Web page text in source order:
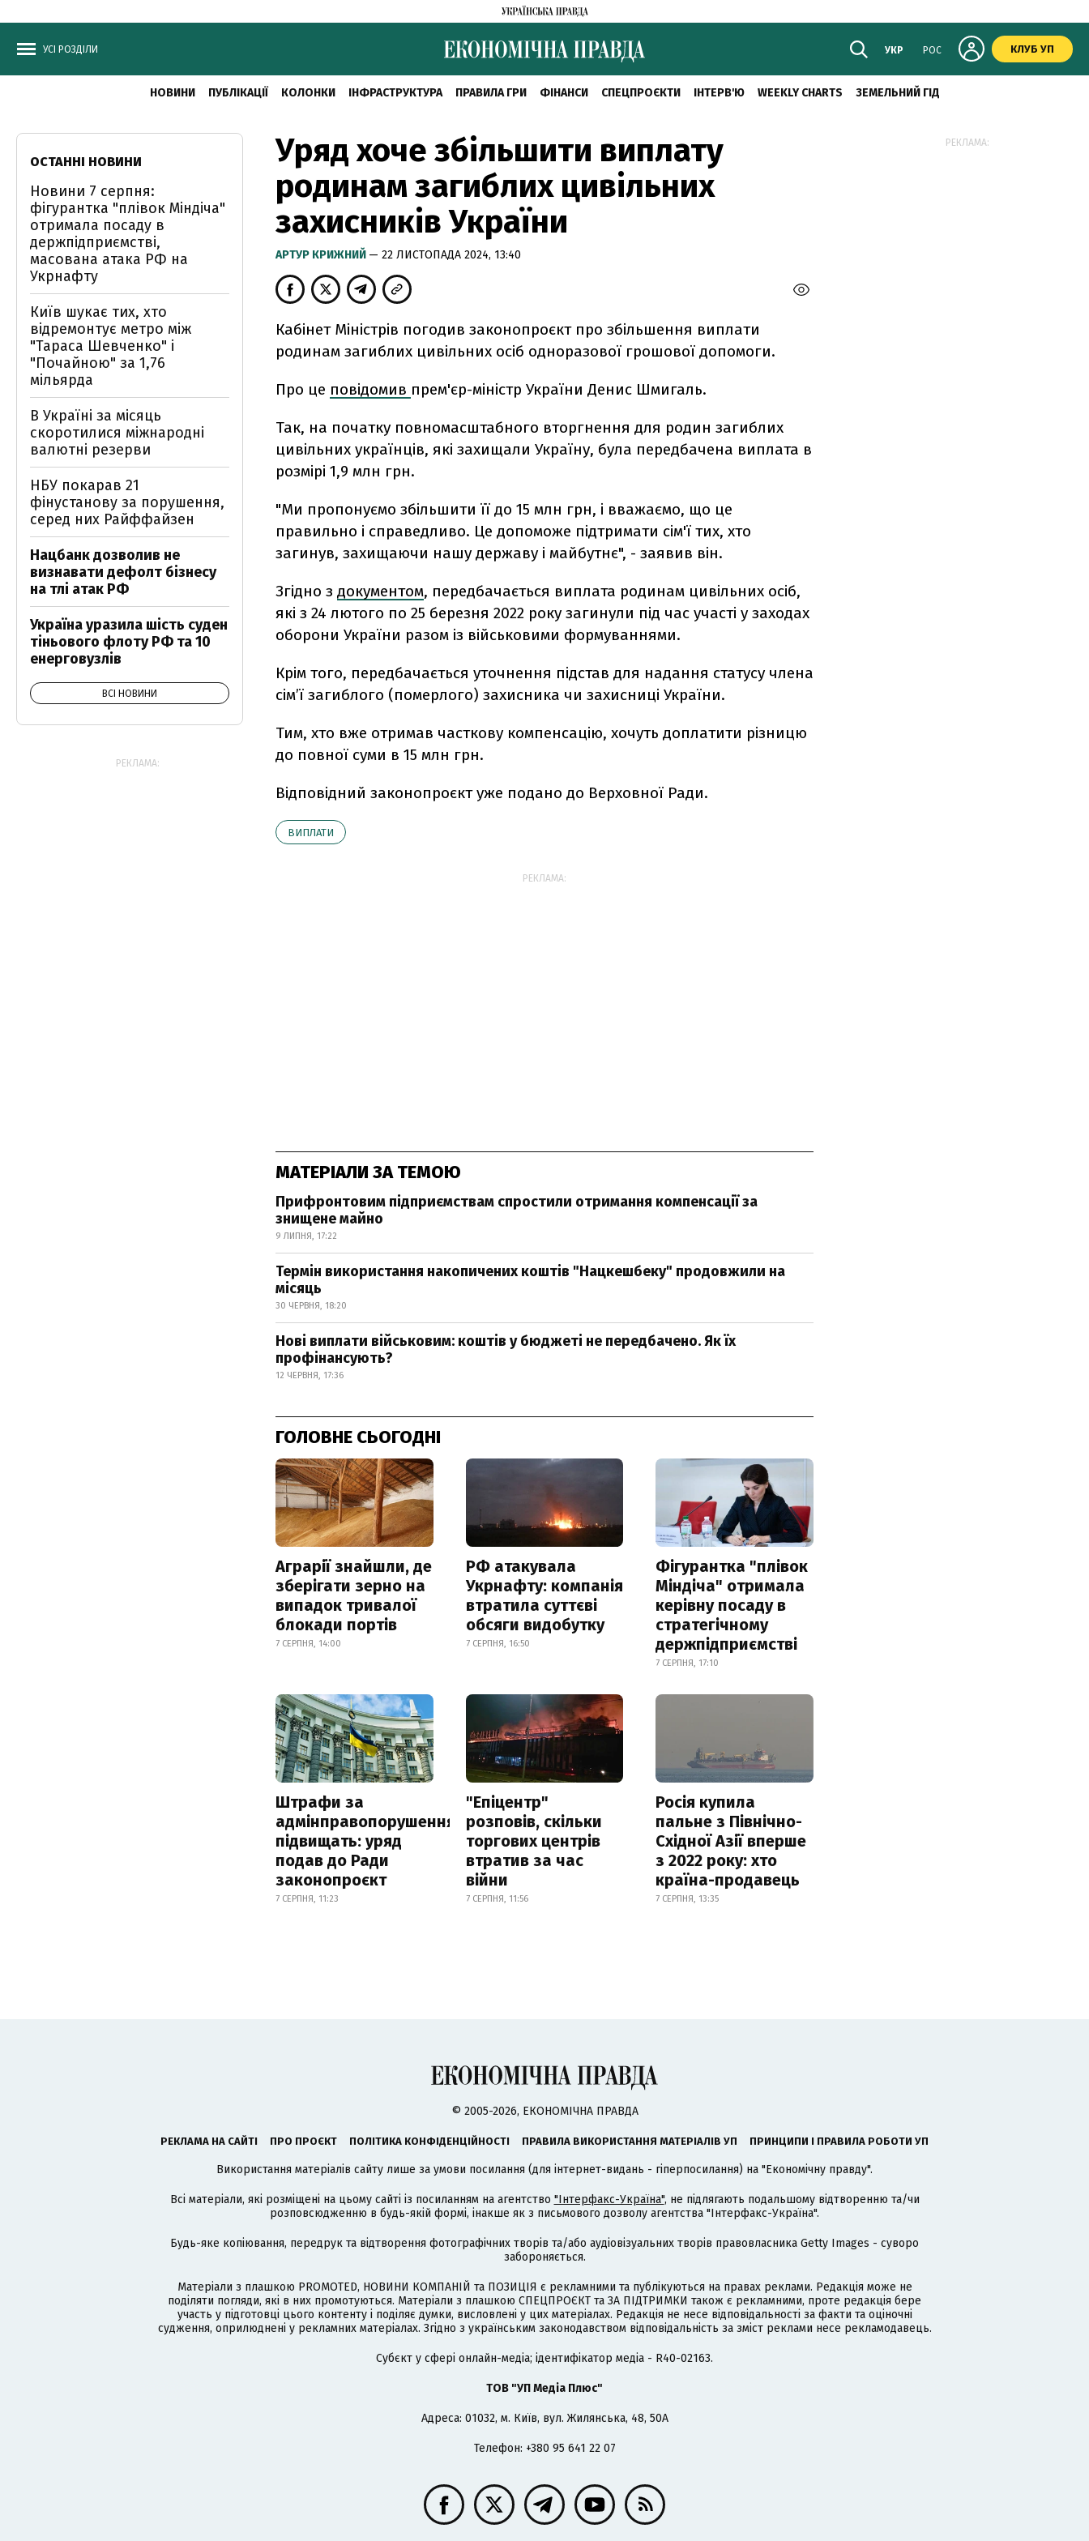
УСІ РОЗДІЛИ УКР РОС КЛУБ УП
НОВИНИ ПУБЛІКАЦІЇ КОЛОНКИ ІНФРАСТРУКТУРА ПРАВИЛА ГРИ ФІНАНСИ СПЕЦПРОЄКТИ ІНТЕРВ'Ю WEEKLY CHARTS ЗЕМЕЛЬНИЙ ГІД
Уряд хоче збільшити виплату
родинам загиблих цивільних
захисників України
АРТУР КРИЖНИЙ — 22 ЛИСТОПАДА 2024, 13:40
Кабінет Міністрів погодив законопроєкт про збільшення виплати
родинам загиблих цивільних осіб одноразової грошової допомоги.
Про це повідомив прем'єр-міністр України Денис Шмигаль.
Так, на початку повномасштабного вторгнення для родин загиблих
цивільних українців, які захищали Україну, була передбачена виплата в
розмірі 1,9 млн грн.
"Ми пропонуємо збільшити її до 15 млн грн, і вважаємо, що це
правильно і справедливо. Це допоможе підтримати сім'ї тих, хто
загинув, захищаючи нашу державу і майбутнє", - заявив він.
Згідно з документом, передбачається виплата родинам цивільних осіб,
які з 24 лютого по 25 березня 2022 року загинули під час участі у заходах
оборони України разом із військовими формуваннями.
Крім того, передбачається уточнення підстав для надання статусу члена
сім’ї загиблого (померлого) захисника чи захисниці України.
Тим, хто вже отримав часткову компенсацію, хочуть доплатити різницю
до повної суми в 15 млн грн.
Відповідний законопроєкт уже подано до Верховної Ради.
ВИПЛАТИ
РЕКЛАМА:
МАТЕРІАЛИ ЗА ТЕМОЮ
Прифронтовим підприємствам спростили отримання компенсації за
знищене майно
9 ЛИПНЯ, 17:22
Термін використання накопичених коштів "Нацкешбеку" продовжили на
місяць
30 ЧЕРВНЯ, 18:20
Нові виплати військовим: коштів у бюджеті не передбачено. Як їх
профінансують?
12 ЧЕРВНЯ, 17:36
ГОЛОВНЕ СЬОГОДНІ
Аграрії знайшли, де
зберігати зерно на
випадок тривалої
блокади портів
7 СЕРПНЯ, 14:00
РФ атакувала
Укрнафту: компанія
втратила суттєві
обсяги видобутку
7 СЕРПНЯ, 16:50
Фігурантка "плівок
Міндіча" отримала
керівну посаду в
стратегічному
держпідприємстві
7 СЕРПНЯ, 17:10
Штрафи за
адмінправопорушення
підвищать: уряд
подав до Ради
законопроєкт
7 СЕРПНЯ, 11:23
"Епіцентр"
розповів, скільки
торгових центрів
втратив за час
війни
7 СЕРПНЯ, 11:56
Росія купила
пальне з Північно-
Східної Азії вперше
з 2022 року: хто
країна-продавець
7 СЕРПНЯ, 13:35
ОСТАННІ НОВИНИ
Новини 7 серпня:
фігурантка "плівок Міндіча"
отримала посаду в
держпідприємстві,
масована атака РФ на
Укрнафту
Київ шукає тих, хто
відремонтує метро між
"Тараса Шевченко" і
"Почайною" за 1,76
мільярда
В Україні за місяць
скоротилися міжнародні
валютні резерви
НБУ покарав 21
фінустанову за порушення,
серед них Райффайзен
Нацбанк дозволив не
визнавати дефолт бізнесу
на тлі атак РФ
Україна уразила шість суден
тіньового флоту РФ та 10
енерговузлів
ВСІ НОВИНИ
РЕКЛАМА:
РЕКЛАМА:
© 2005-2026, ЕКОНОМІЧНА ПРАВДА
РЕКЛАМА НА САЙТІ ПРО ПРОЄКТ ПОЛІТИКА КОНФІДЕНЦІЙНОСТІ ПРАВИЛА ВИКОРИСТАННЯ МАТЕРІАЛІВ УП ПРИНЦИПИ І ПРАВИЛА РОБОТИ УП
Використання матеріалів сайту лише за умови посилання (для інтернет-видань - гіперпосилання) на "Економічну правду".
Всі матеріали, які розміщені на цьому сайті із посиланням на агентство "Інтерфакс-Україна", не підлягають подальшому відтворенню та/чи
розповсюдженню в будь-якій формі, інакше як з письмового дозволу агентства "Інтерфакс-Україна".
Будь-яке копіювання, передрук та відтворення фотографічних творів та/або аудіовізуальних творів правовласника Getty Images - суворо
забороняється.
Матеріали з плашкою PROMOTED, НОВИНИ КОМПАНІЙ та ПОЗИЦІЯ є рекламними та публікуються на правах реклами. Редакція може не
поділяти погляди, які в них промотуються. Матеріали з плашкою СПЕЦПРОЄКТ та ЗА ПІДТРИМКИ також є рекламними, проте редакція бере
участь у підготовці цього контенту і поділяє думки, висловлені у цих матеріалах. Редакція не несе відповідальності за факти та оціночні
судження, оприлюднені у рекламних матеріалах. Згідно з українським законодавством відповідальність за зміст реклами несе рекламодавець.
Cубєкт у сфері онлайн-медіа; ідентифікатор медіа - R40-02163.
ТОВ "УП Медіа Плюс"
Адреса: 01032, м. Київ, вул. Жилянська, 48, 50А
Телефон: +380 95 641 22 07